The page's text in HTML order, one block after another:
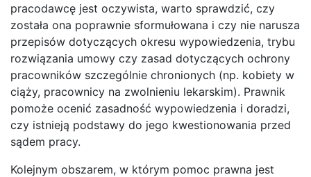
pracodawcę jest oczywista, warto sprawdzić, czy
została ona poprawnie sformułowana i czy nie narusza
przepisów dotyczących okresu wypowiedzenia, trybu
rozwiązania umowy czy zasad dotyczących ochrony
pracowników szczególnie chronionych (np. kobiety w
ciąży, pracownicy na zwolnieniu lekarskim). Prawnik
pomoże ocenić zasadność wypowiedzenia i doradzi,
czy istnieją podstawy do jego kwestionowania przed
sądem pracy.
Kolejnym obszarem, w którym pomoc prawna jest